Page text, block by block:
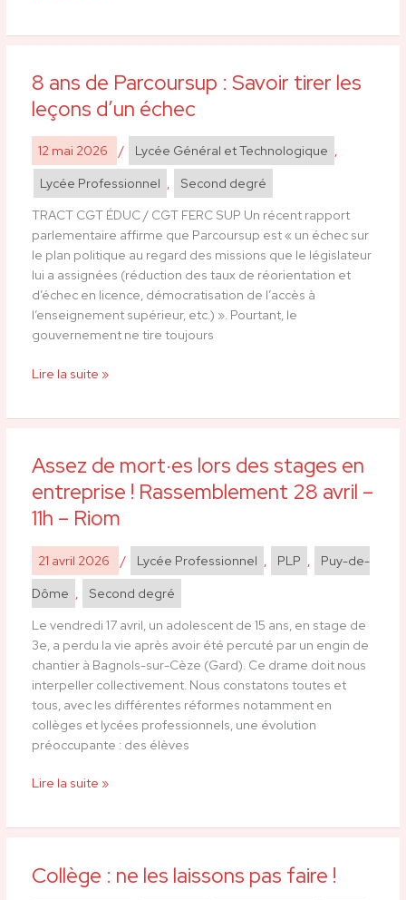
8 ans de Parcoursup : Savoir tirer les
leçons d’un échec
12 mai 2026 / Lycée Général et Technologique ,
Lycée Professionnel ,
Second degré
TRACT CGT ÉDUC / CGT FERC SUP Un récent rapport
parlementaire affirme que Parcoursup est « un échec sur
le plan politique au regard des missions que le législateur
lui a assignées (réduction des taux de réorientation et
d’échec en licence, démocratisation de l’accès à
l’enseignement supérieur, etc.) ». Pourtant, le
gouvernement ne tire toujours
8
ans
de
Parcoursup
Savoir
tirer
les
leçons
d’un
échec
Lire la suite »
Assez de mort·es lors des stages en
entreprise ! Rassemblement 28 avril –
11h – Riom
21 avril 2026 / Lycée Professionnel , PLP ,
Puy-de-
Dôme ,
Second degré
Le vendredi 17 avril, un adolescent de 15 ans, en stage de
3e, a perdu la vie après avoir été percuté par un engin de
chantier à Bagnols-sur-Cèze (Gard). Ce drame doit nous
interpeller collectivement. Nous constatons toutes et
tous, avec les différentes réformes notamment en
collèges et lycées professionnels, une évolution
préoccupante : des élèves
Assez
mort·es
lors
stages
en
entreprise
!
Rassemblement
28
avril
–
11h
–
Lire la suite »
Collège : ne les laissons pas faire !
Collège